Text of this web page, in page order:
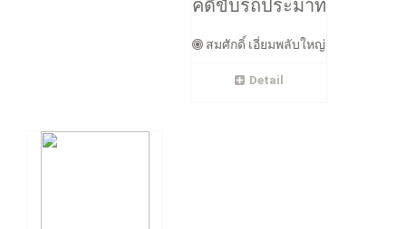
คดีขับรถประมาท
สมศักดิ์ เอี่ยมพลับใหญ่
Detail